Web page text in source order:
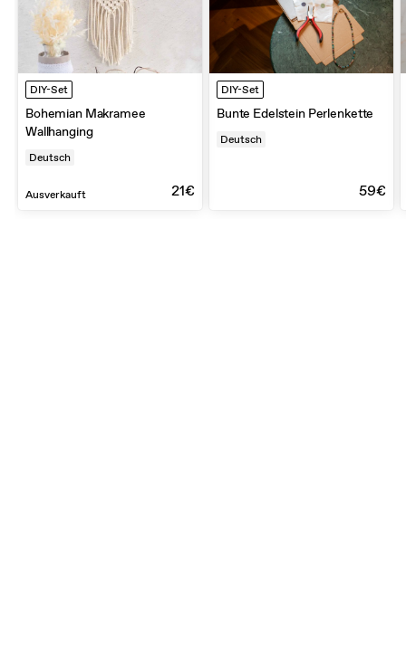
DIY-Set
Bohemian Makramee
Wallhanging
Deutsch
Ausverkauft 21€
DIY-Set
Bunte Edelstein Perlenkette
Deutsch
59€